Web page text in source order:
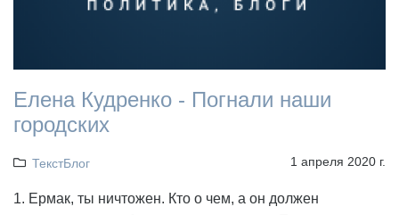
Елена Кудренко - Погнали наши
городских
ТекстБлог 1 апреля 2020 г.
1. Ермак, ты ничтожен. Кто о чем, а он должен